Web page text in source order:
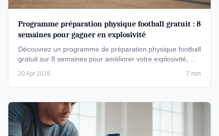
Programme préparation physique football gratuit : 8
semaines pour gagner en explosivité
Découvrez un programme de préparation physique football
gratuit sur 8 semaines pour améliorer votre explosivité,
20 Apr 2026 7 min